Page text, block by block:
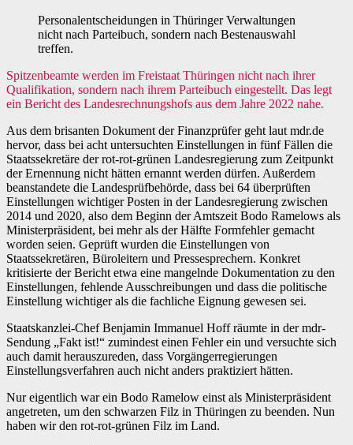
Personalentscheidungen in Thüringer Verwaltungen
nicht nach Parteibuch, sondern nach Bestenauswahl
treffen.
Spitzenbeamte werden im Freistaat Thüringen nicht nach ihrer
Qualifikation, sondern nach ihrem Parteibuch eingestellt. Das legt
ein Bericht des Landesrechnungshofs aus dem Jahre 2022 nahe.
Aus dem brisanten Dokument der Finanzprüfer geht laut mdr.de
hervor, dass bei acht untersuchten Einstellungen in fünf Fällen die
Staatssekretäre der rot-rot-grünen Landesregierung zum Zeitpunkt
der Ernennung nicht hätten ernannt werden dürfen. Außerdem
beanstandete die Landesprüfbehörde, dass bei 64 überprüften
Einstellungen wichtiger Posten in der Landesregierung zwischen
2014 und 2020, also dem Beginn der Amtszeit Bodo Ramelows als
Ministerpräsident, bei mehr als der Hälfte Formfehler gemacht
worden seien. Geprüft wurden die Einstellungen von
Staatssekretären, Büroleitern und Pressesprechern. Konkret
kritisierte der Bericht etwa eine mangelnde Dokumentation zu den
Einstellungen, fehlende Ausschreibungen und dass die politische
Einstellung wichtiger als die fachliche Eignung gewesen sei.
Staatskanzlei-Chef Benjamin Immanuel Hoff räumte in der mdr-
Sendung „Fakt ist!“ zumindest einen Fehler ein und versuchte sich
auch damit herauszureden, dass Vorgängerregierungen
Einstellungsverfahren auch nicht anders praktiziert hätten.
Nur eigentlich war ein Bodo Ramelow einst als Ministerpräsident
angetreten, um den schwarzen Filz in Thüringen zu beenden. Nun
haben wir den rot-rot-grünen Filz im Land.